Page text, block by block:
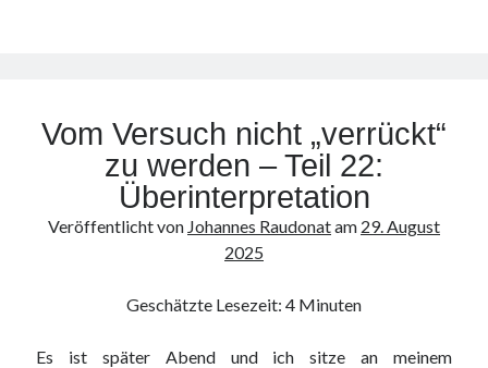
Teil
23:
Verfolgungsangst
Vom Versuch nicht „verrückt“
zu werden – Teil 22:
Überinterpretation
Veröffentlicht von Johannes Raudonatam 29. August
2025
Geschätzte Lesezeit: 4 Minuten
Es ist später Abend und ich sitze an meinem